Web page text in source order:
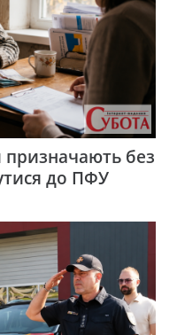
призначають без
до ПФУ